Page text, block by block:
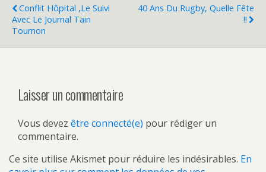
Conflit Hôpital ,le Suivi
Avec Le Journal Tain
Tournon
40 Ans Du Rugby, Quelle Fête
!!
Laisser un commentaire
Vous devez être connecté(e) pour rédiger un
commentaire.
Ce site utilise Akismet pour réduire les indésirables. En